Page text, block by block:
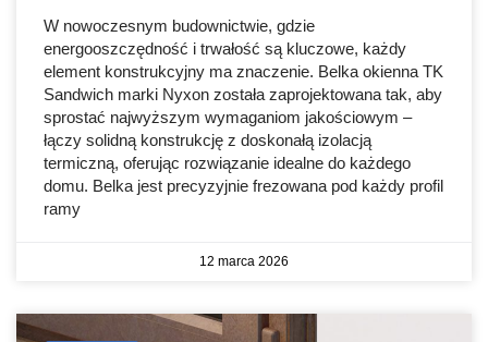
W nowoczesnym budownictwie, gdzie
energooszczędność i trwałość są kluczowe, każdy
element konstrukcyjny ma znaczenie. Belka okienna TK
Sandwich marki Nyxon została zaprojektowana tak, aby
sprostać najwyższym wymaganiom jakościowym –
łączy solidną konstrukcję z doskonałą izolacją
termiczną, oferując rozwiązanie idealne do każdego
domu. Belka jest precyzyjnie frezowana pod każdy profil
ramy
12 marca 2026